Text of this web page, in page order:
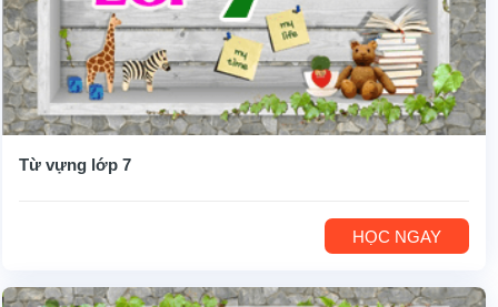
Từ vựng lớp 7
HỌC NGAY